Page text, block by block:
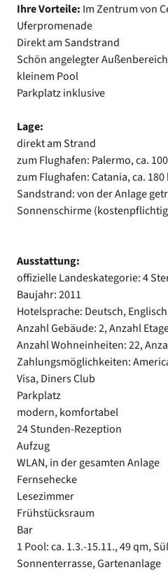
Ihre Vorteile: Im Zentrum von
Uferpromenade
Direkt am Sandstrand
Schön angelegter
kleinem Pool
Parkplatz inklusive
Lage:
direkt am Strand
zum Flughafen: Palermo, ca.
zum Flughafen: Catania, ca. 180
Sandstrand: von der Anlage
Sonnenschirme
Ausstattung:
offizielle Landeskategorie: 4
Baujahr: 2011
Hotelsprache: Deutsch,
Anzahl Gebäude: 2, Anzahl
Anzahl Wohneinheiten: 22,
Zahlungsmöglichkeiten:
Visa, Diners Club
Parkplatz
modern, komfortabel
24 Stunden-Rezeption
Aufzug
WLAN, in der gesamten Anlage
Fernsehecke
Lesezimmer
Frühstücksraum
Bar
1 Pool: ca. 1.3.-15.11., 49 qm,
Sonnenterrasse, Gartenanlage